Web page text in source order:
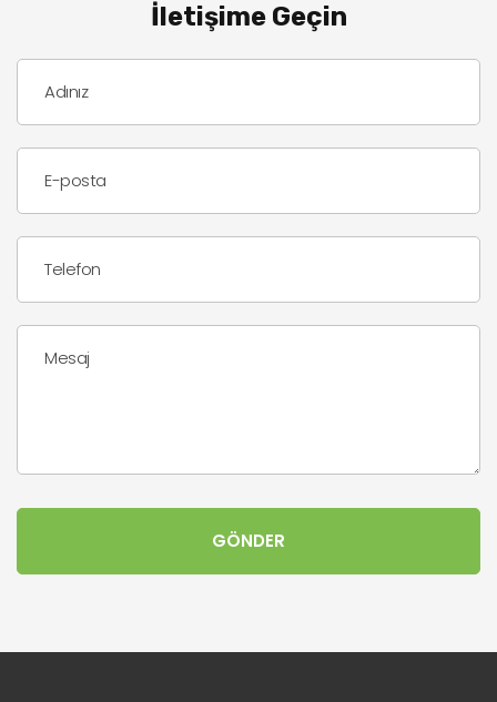
İletişime Geçin
Adınız
E-posta
Telefon
Mesaj
GÖNDER